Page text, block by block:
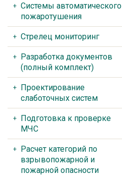
Системы автоматического
пожаротушения
Стрелец мониторинг
Разработка документов
(полный комплект)
Проектирование
слаботочных систем
Подготовка к проверке
МЧС
Расчет категорий по
взрывопожарной и
пожарной опасности